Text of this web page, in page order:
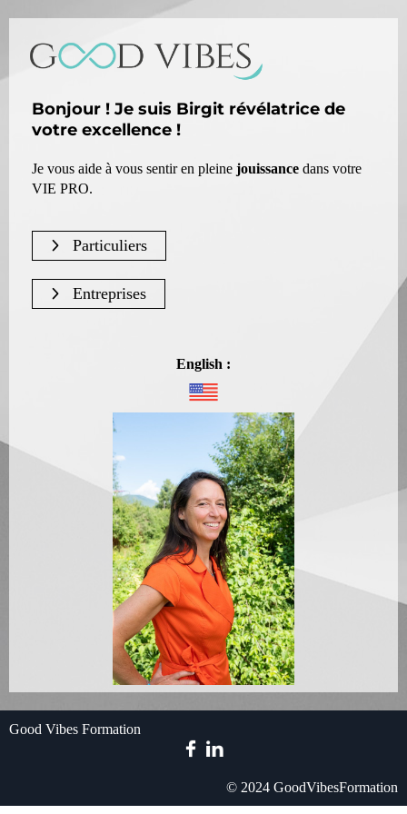
Bonjour ! Je suis Birgit révélatrice de
votre excellence !
Je vous aide à vous sentir en pleine jouissance dans votre
VIE PRO.
Particuliers
Entreprises
English :
Good Vibes Formation
© 2024 GoodVibesFormation